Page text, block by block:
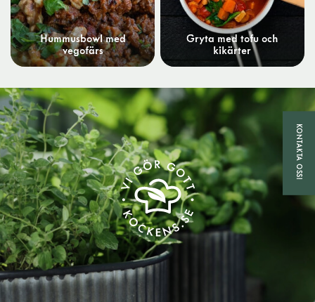
Hummusbowl med
vegofärs
Gryta med tofu och
kikärter
KONTAKTA OSS!